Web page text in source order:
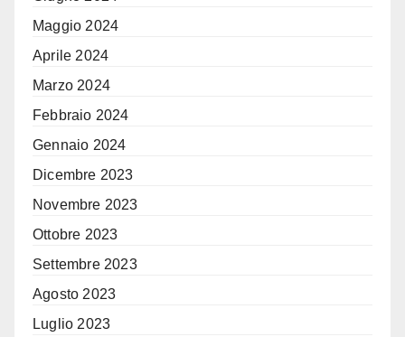
Maggio 2024
Aprile 2024
Marzo 2024
Febbraio 2024
Gennaio 2024
Dicembre 2023
Novembre 2023
Ottobre 2023
Settembre 2023
Agosto 2023
Luglio 2023